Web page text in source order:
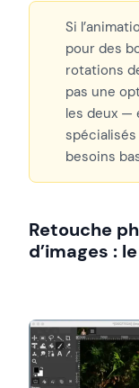
Si
pour des
rotations
pas une
les deux —
besoins
Retouche
d’images :